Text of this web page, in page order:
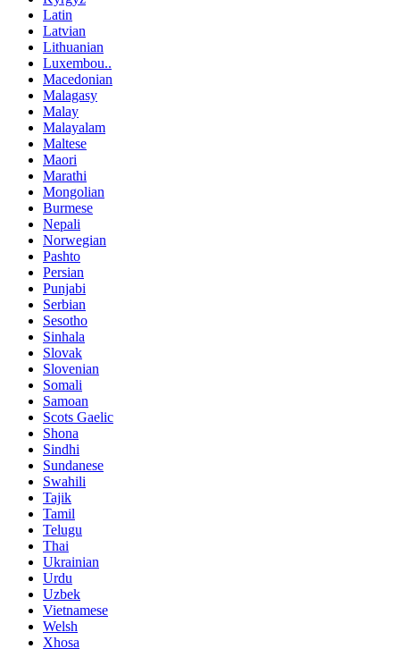
Latin
Latvian
Lithuanian
Luxembou..
Macedonian
Malagasy
Malay
Malayalam
Maltese
Maori
Marathi
Mongolian
Burmese
Nepali
Norwegian
Pashto
Persian
Punjabi
Serbian
Sesotho
Sinhala
Slovak
Slovenian
Somali
Samoan
Scots Gaelic
Shona
Sindhi
Sundanese
Swahili
Tajik
Tamil
Telugu
Thai
Ukrainian
Urdu
Uzbek
Vietnamese
Welsh
Xhosa